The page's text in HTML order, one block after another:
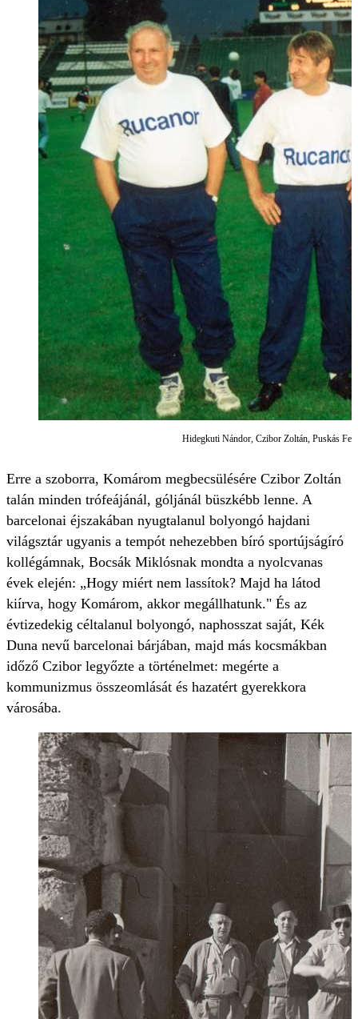
Hidegkuti Nándor, Czibor Zoltán, Puskás
Erre a szoborra, Komárom megbecsülésére Czibor Zoltán
talán minden trófeájánál, góljánál büszkébb lenne. A
barcelonai éjszakában nyugtalanul bolyongó hajdani
világsztár ugyanis a tempót nehezebben bíró sportújságíró
kollégámnak, Bocsák Miklósnak mondta a nyolcvanas
évek elején: „Hogy miért nem lassítok? Majd ha látod
kiírva, hogy Komárom, akkor megállhatunk." És az
évtizedekig céltalanul bolyongó, naphosszat saját, Kék
Duna nevű barcelonai bárjában, majd más kocsmákban
időző Czibor legyőzte a történelmet: megérte a
kommunizmus összeomlását és hazatért gyerekkora
városába.